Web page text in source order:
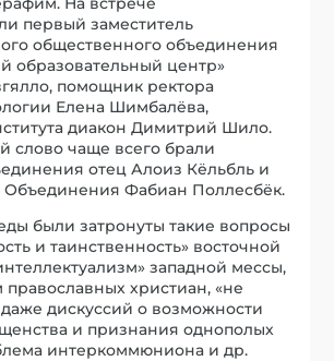
первый заместитель
общественного объединения
образовательный центр»
помощник ректора
Елена Шимбалёва,
диакон Димитрий Шило.
слово чаще всего брали
отец Алоиз Кёльбль и
Объединения Фабиан Поллесбёк.
были затронуты такие вопросы
и таинственность» восточной
западной мессы,
православных христиан, «не
дискуссий о возможности
и признания однополых
интеркоммюниона и др.